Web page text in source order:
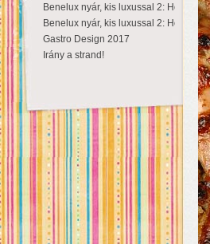
Benelux nyár, kis luxussal 2: Hollandia
Benelux nyár, kis luxussal 2: Hollandia
Gastro Design 2017
Irány a strand!